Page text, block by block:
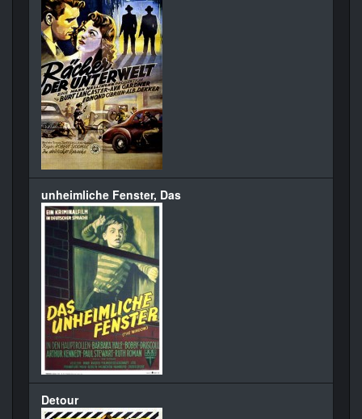
unheimliche Fenster, Das
Detour